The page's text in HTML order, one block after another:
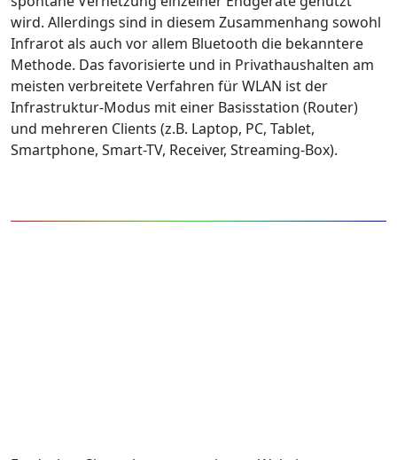
wird. Allerdings sind in diesem Zusammenhang sowohl
Infrarot als auch vor allem Bluetooth die bekanntere
Methode. Das favorisierte und in Privathaushalten am
meisten verbreitete Verfahren für WLAN ist der
Infrastruktur-Modus mit einer Basisstation (Router)
und mehreren Clients (z.B. Laptop, PC, Tablet,
Smartphone, Smart-TV, Receiver, Streaming-Box).